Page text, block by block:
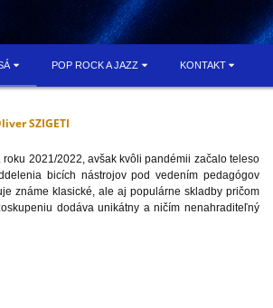
POP ROCK A JAZZ KONTAKT
SZIGETI
2021/2022, avšak kvôli pandémii začalo teleso
bicích nástrojov pod vedením pedagógov
známe klasické, ale aj populárne skladby pričom
dodáva unikátny a ničím nenahraditeľný